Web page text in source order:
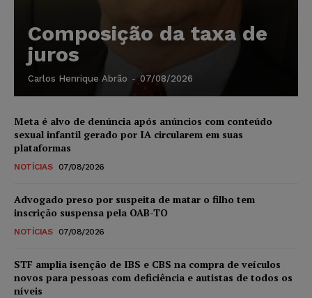
Composição da taxa de
juros
Carlos Henrique Abrão - 07/08/2026
Meta é alvo de denúncia após anúncios com conteúdo
sexual infantil gerado por IA circularem em suas
plataformas
NOTÍCIAS 07/08/2026
Advogado preso por suspeita de matar o filho tem
inscrição suspensa pela OAB-TO
NOTÍCIAS 07/08/2026
STF amplia isenção de IBS e CBS na compra de veículos
novos para pessoas com deficiência e autistas de todos os
níveis